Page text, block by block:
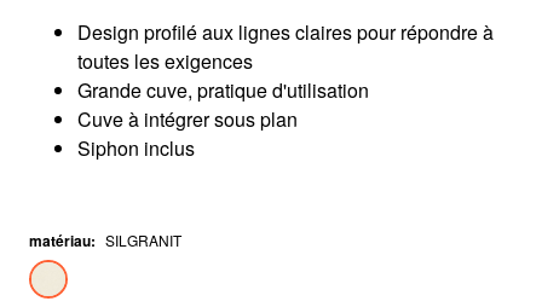
Design profilé aux lignes claires pour répondre à
toutes les exigences
Grande cuve, pratique d'utilisation
Cuve à intégrer sous plan
Siphon inclus
matériau: SILGRANIT